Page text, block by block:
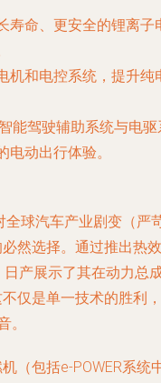
寿命、更安全的锂离子
机和电控系统，提升纯
能驾驶辅助系统与电驱
动出行体验。
全球汽车产业剧变（严
然选择。通过推出热效
日产展示了其在动力总
仅是单一技术的胜利，
。
（包括e-POWER系统